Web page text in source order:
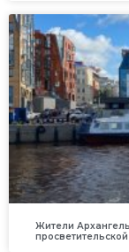
Жители